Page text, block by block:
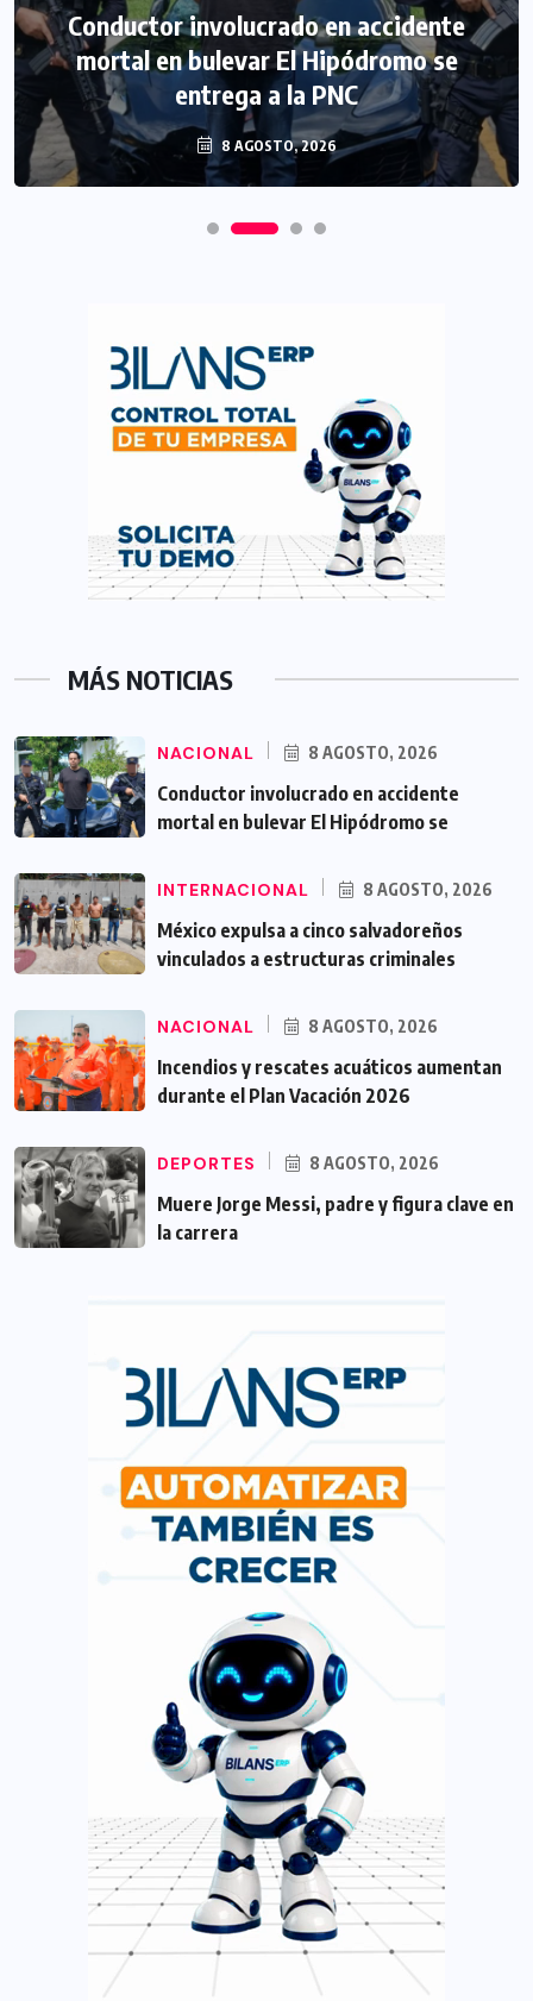
Conductor involucrado en accidente
mortal en bulevar El Hipódromo se
entrega a la PNC
8 AGOSTO, 2026
MÁS NOTICIAS
NACIONAL 8 AGOSTO, 2026
Conductor involucrado en accidente
mortal en bulevar El Hipódromo se
INTERNACIONAL 8 AGOSTO, 2026
México expulsa a cinco salvadoreños
vinculados a estructuras criminales
NACIONAL 8 AGOSTO, 2026
Incendios y rescates acuáticos aumentan
durante el Plan Vacación 2026
DEPORTES 8 AGOSTO, 2026
Muere Jorge Messi, padre y figura clave en
la carrera